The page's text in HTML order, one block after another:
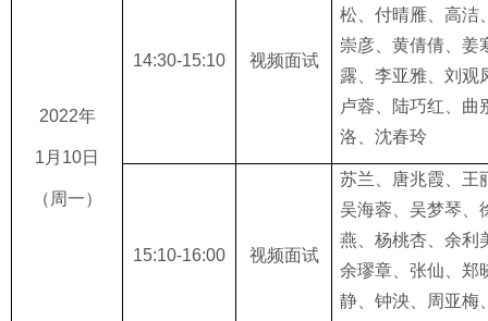
2022年
1 月 10日
（周一）
14:30-15:10 视频面试
松、付晴雁、高洁
崇彦、黄倩倩、姜
露、李亚雅、刘观
卢蓉、陆巧红、曲
洛、沈春玲
15:10-16:00 视频面试
苏兰、唐兆霞、王
吴海蓉、吴梦琴、
燕、杨桃杏、余利
余璆章、张仙、郑
静、钟泱、周亚梅